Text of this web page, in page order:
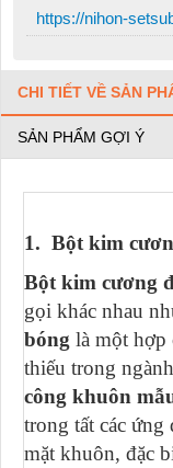
https://nihon-
CHI TIẾT VỀ SẢN
SẢN PHẨM GỢI Ý
1. Bột kim
Bột kim cương
gọi khác nhau
bóng là một hợp
thiếu trong
công khuôn
trong tất các ứng
mặt khuôn, đặc